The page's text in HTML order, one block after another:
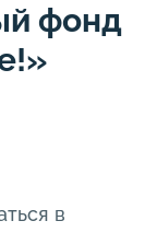
фонд
в